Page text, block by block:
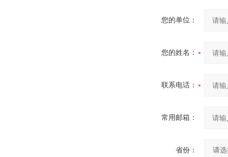
您的单位：
您的姓名：
联系电话：
常用邮箱：
省份：